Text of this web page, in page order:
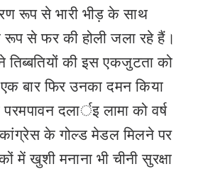
रूप से भारी भीड़ के साथ
से फर की होली जला रहे हैं।
तिब्बतियों की इस एकजुटता को
बार फिर उनका दमन किया
दलार्इ लामा को वर्ष
के गोल्ड मेडल मिलने पर
में खुशी मनाना भी चीनी सुरक्षा